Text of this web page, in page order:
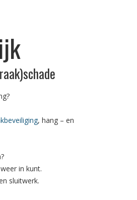
, hang – en
in kunt.
sluitwerk.